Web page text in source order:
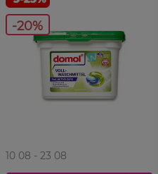
-20%
10 08 - 23 08